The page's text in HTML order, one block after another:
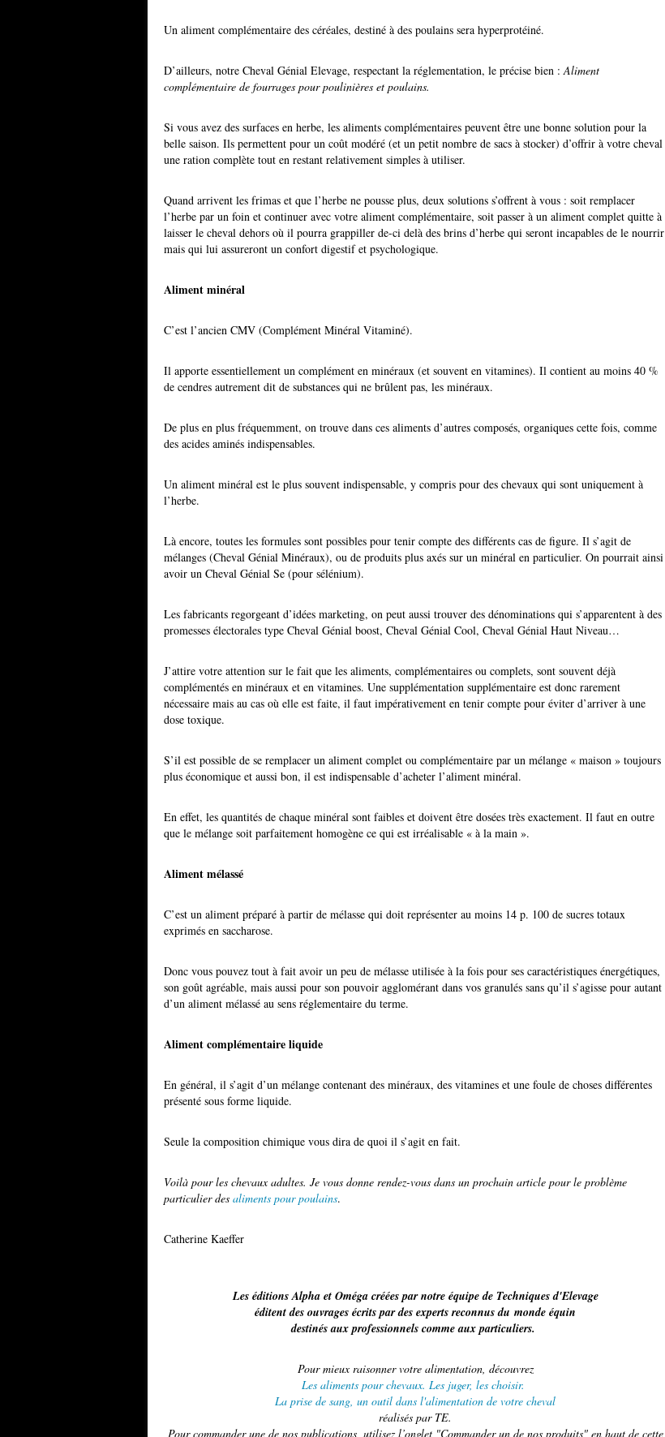
Un aliment complémentaire des céréales, destiné à des poulains sera hyperprotéiné.
D’ailleurs, notre Cheval Génial Elevage, respectant la réglementation, le précise bien :Aliment
complémentaire de fourrages pour poulinières et poulains.
Si vous avez des surfaces en herbe, les aliments complémentaires peuvent être une bonne solution pour la
belle saison. Ils permettent pour un coût modéré (et un petit nombre de sacs à stocker) d’offrir à votre cheval
une ration complète tout en restant relativement simples à utiliser.
Quand arrivent les frimas et que l’herbe ne pousse plus, deux solutions s’offrent à vous : soit remplacer
l’herbe par un foin et continuer avec votre aliment complémentaire, soit passer à un aliment complet quitte à
laisser le cheval dehors où il pourra grappiller de-ci delà des brins d’herbe qui seront incapables de le nourrir
mais qui lui assureront un confort digestif et psychologique.
Aliment minéral
C’est l’ancien CMV (Complément Minéral Vitaminé).
Il apporte essentiellement un complément en minéraux (et souvent en vitamines). Il contient au moins 40 %
de cendres autrement dit de substances qui ne brûlent pas, les minéraux.
De plus en plus fréquemment, on trouve dans ces aliments d’autres composés, organiques cette fois, comme
des acides aminés indispensables.
Un aliment minéral est le plus souvent indispensable, y compris pour des chevaux qui sont uniquement à
l’herbe.
Là encore, toutes les formules sont possibles pour tenir compte des différents cas de figure. Il s’agit de
mélanges (Cheval Génial Minéraux), ou de produits plus axés sur un minéral en particulier. On pourrait ainsi
avoir un Cheval Génial Se (pour sélénium).
Les fabricants regorgeant d’idées marketing, on peut aussi trouver des dénominations qui s’apparentent à des
promesses électorales type Cheval Génial boost, Cheval Génial Cool, Cheval Génial Haut Niveau…
J’attire votre attention sur le fait que les aliments, complémentaires ou complets, sont souvent déjà
complémentés en minéraux et en vitamines. Une supplémentation supplémentaire est donc rarement
nécessaire mais au cas où elle est faite, il faut impérativement en tenir compte pour éviter d’arriver à une
dose toxique.
S’il est possible de se remplacer un aliment complet ou complémentaire par un mélange « maison » toujours
plus économique et aussi bon, il est indispensable d’acheter l’aliment minéral.
En effet, les quantités de chaque minéral sont faibles et doivent être dosées très exactement. Il faut en outre
que le mélange soit parfaitement homogène ce qui est irréalisable « à la main ».
Aliment mélassé
C’est un aliment préparé à partir de mélasse qui doit représenter au moins 14 p. 100 de sucres totaux
exprimés en saccharose.
Donc vous pouvez tout à fait avoir un peu de mélasse utilisée à la fois pour ses caractéristiques énergétiques,
son goût agréable, mais aussi pour son pouvoir agglomérant dans vos granulés sans qu’il s’agisse pour autant
d’un aliment mélassé au sens réglementaire du terme.
Aliment complémentaire liquide
En général, il s’agit d’un mélange contenant des minéraux, des vitamines et une foule de choses différentes
présenté sous forme liquide.
Seule la composition chimique vous dira de quoi il s’agit en fait.
Voilà pour les chevaux adultes. Je vous donne rendez-vous dans un prochain article pour le problème
particulier des aliments pour poulains.
Catherine Kaeffer
Les éditions Alpha et Oméga créées par notre équipe de Techniques d'Elevage
éditent des ouvrages écrits par des experts reconnus du monde équin
destinés aux professionnels comme aux particuliers.
Pour mieux raisonner votre alimentation, découvrez
Les aliments pour chevaux. Les juger, les choisir.
La prise de sang, un outil dans l'alimentation de votre cheval
réalisés par TE.
Pour commander une de nos publications, utilisez l’onglet "Commander un de nos produits" en haut de cette